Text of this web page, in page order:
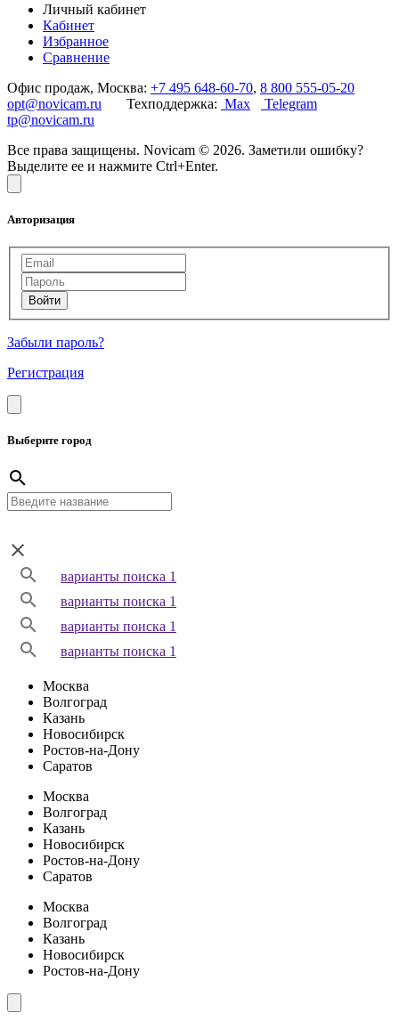
Личный кабинет
Кабинет
Избранное
Сравнение
Офис продаж, Москва: +7 495 648-60-70, 8 800 555-05-20
opt@novicam.ru Техподдержка: Max
Telegram
tp@novicam.ru
Все права защищены. Novicam © 2026. Заметили ошибку?
Выделите ее и нажмите Ctrl+Enter.
Авторизация
Забыли пароль?
Регистрация
Выберите город
варианты поиска 1
варианты поиска 1
варианты поиска 1
варианты поиска 1
Москва
Волгоград
Казань
Новосибирск
Ростов-на-Дону
Саратов
Москва
Волгоград
Казань
Новосибирск
Ростов-на-Дону
Саратов
Москва
Волгоград
Казань
Новосибирск
Ростов-на-Дону